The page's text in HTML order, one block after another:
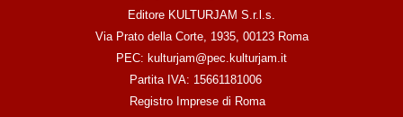
Editore KULTURJAM S.r.l.s.
Via Prato della Corte, 1935, 00123 Roma
PEC: kulturjam@pec.kulturjam.it
Partita IVA: 15661181006
Registro Imprese di Roma